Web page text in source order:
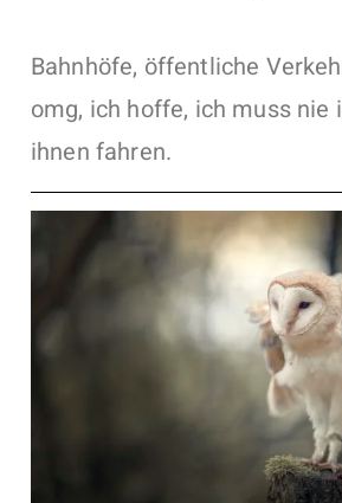
Bahnhöfe, öffentliche
omg, ich hoffe, ich muss nie
ihnen fahren.